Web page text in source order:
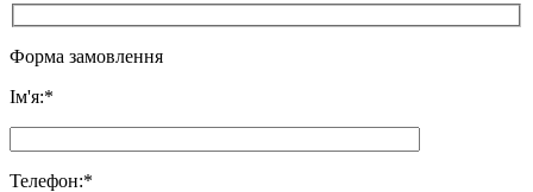
Форма замовлення
Ім'я:*
Телефон:*